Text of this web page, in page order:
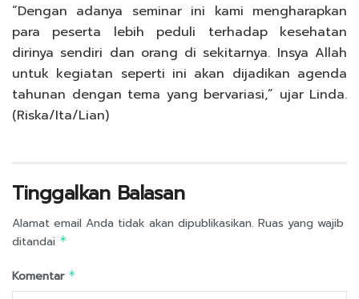
“Dengan adanya seminar ini kami mengharapkan
para peserta lebih peduli terhadap kesehatan
dirinya sendiri dan orang di sekitarnya. Insya Allah
untuk kegiatan seperti ini akan dijadikan agenda
tahunan dengan tema yang bervariasi,” ujar Linda.
(Riska/Ita/Lian)
Tinggalkan Balasan
Alamat email Anda tidak akan dipublikasikan. Ruas yang wajib
ditandai *
Komentar *